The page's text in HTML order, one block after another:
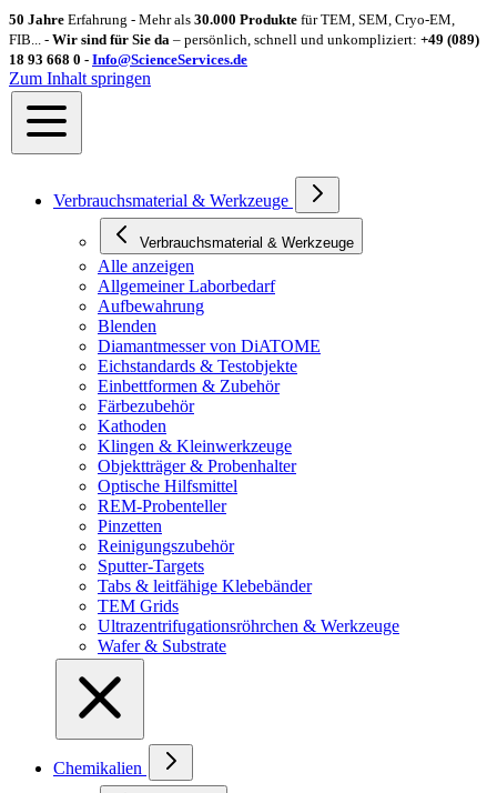
50 Jahre Erfahrung - Mehr als 30.000 Produkte für TEM, SEM, Cryo-EM,
FIB... - Wir sind für Sie da – persönlich, schnell und unkompliziert: +49 (089)
18 93 668 0 - Info@ScienceServices.de
Zum Inhalt springen
Verbrauchsmaterial & Werkzeuge
Verbrauchsmaterial & Werkzeuge
Alle anzeigen
Allgemeiner Laborbedarf
Aufbewahrung
Blenden
Diamantmesser von DiATOME
Eichstandards & Testobjekte
Einbettformen & Zubehör
Färbezubehör
Kathoden
Klingen & Kleinwerkzeuge
Objektträger & Probenhalter
Optische Hilfsmittel
REM-Probenteller
Pinzetten
Reinigungszubehör
Sputter-Targets
Tabs & leitfähige Klebebänder
TEM Grids
Ultrazentrifugationsröhrchen & Werkzeuge
Wafer & Substrate
Chemikalien